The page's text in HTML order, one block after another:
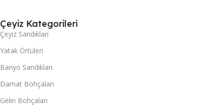
Çeyiz Kategorileri
Çeyiz Sandıkları
Yatak Örtüleri
Banyo Sandıkları
Damat Bohçaları
Gelin Bohçaları